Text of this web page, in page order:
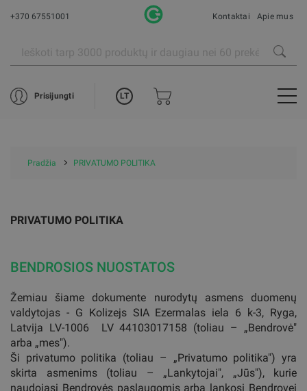
+370 67551001 Kontaktai Apie mus
Prisijungti LT
Pradžia PRIVATUMO POLITIKA
PRIVATUMO POLITIKA
BENDROSIOS NUOSTATOS
Žemiau šiame dokumente nurodytų asmens duomenų
valdytojas - G Kolizejs SIA Ezermalas iela 6 k-3, Ryga,
Latvija LV-1006 LV 44103017158 (toliau – „Bendrovė"
arba „mes").
Ši privatumo politika (toliau – „Privatumo politika") yra
skirta asmenims (toliau – „Lankytojai", „Jūs"), kurie
naudojasi Bendrovės paslaugomis arba lankosi Bendrovei